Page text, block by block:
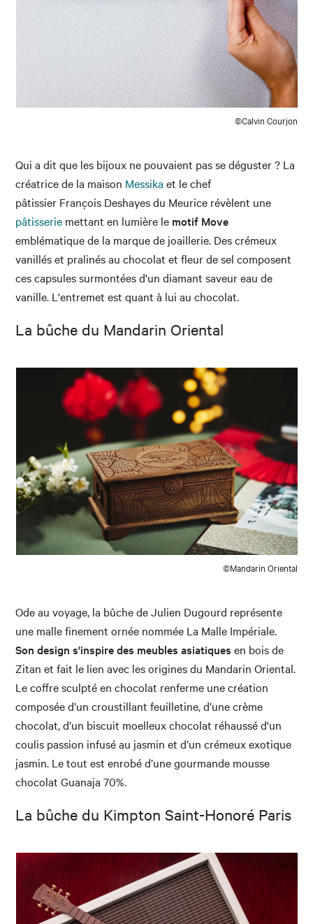
©Calvin Courjon
Qui a dit que les bijoux ne pouvaient pas se déguster ? La
créatrice de la maison Messika et le chef
pâtissier François Deshayes du Meurice révèlent une
pâtisserie mettant en lumière le motif Move
emblématique de la marque de joaillerie. Des crémeux
vanillés et pralinés au chocolat et fleur de sel composent
ces capsules surmontées d'un diamant saveur eau de
vanille. L'entremet est quant à lui au chocolat.
La bûche du Mandarin Oriental
©Mandarin Oriental
Ode au voyage, la bûche de Julien Dugourd représente
une malle finement ornée nommée La Malle Impériale.
Son design s'inspire des meubles asiatiques en bois de
Zitan et fait le lien avec les origines du Mandarin Oriental.
Le coffre sculpté en chocolat renferme une création
composée d’un croustillant feuilletine, d’une crème
chocolat, d’un biscuit moelleux chocolat réhaussé d'un
coulis passion infusé au jasmin et d’un crémeux exotique
jasmin. Le tout est enrobé d’une gourmande mousse
chocolat Guanaja 70%.
La bûche du Kimpton Saint-Honoré Paris